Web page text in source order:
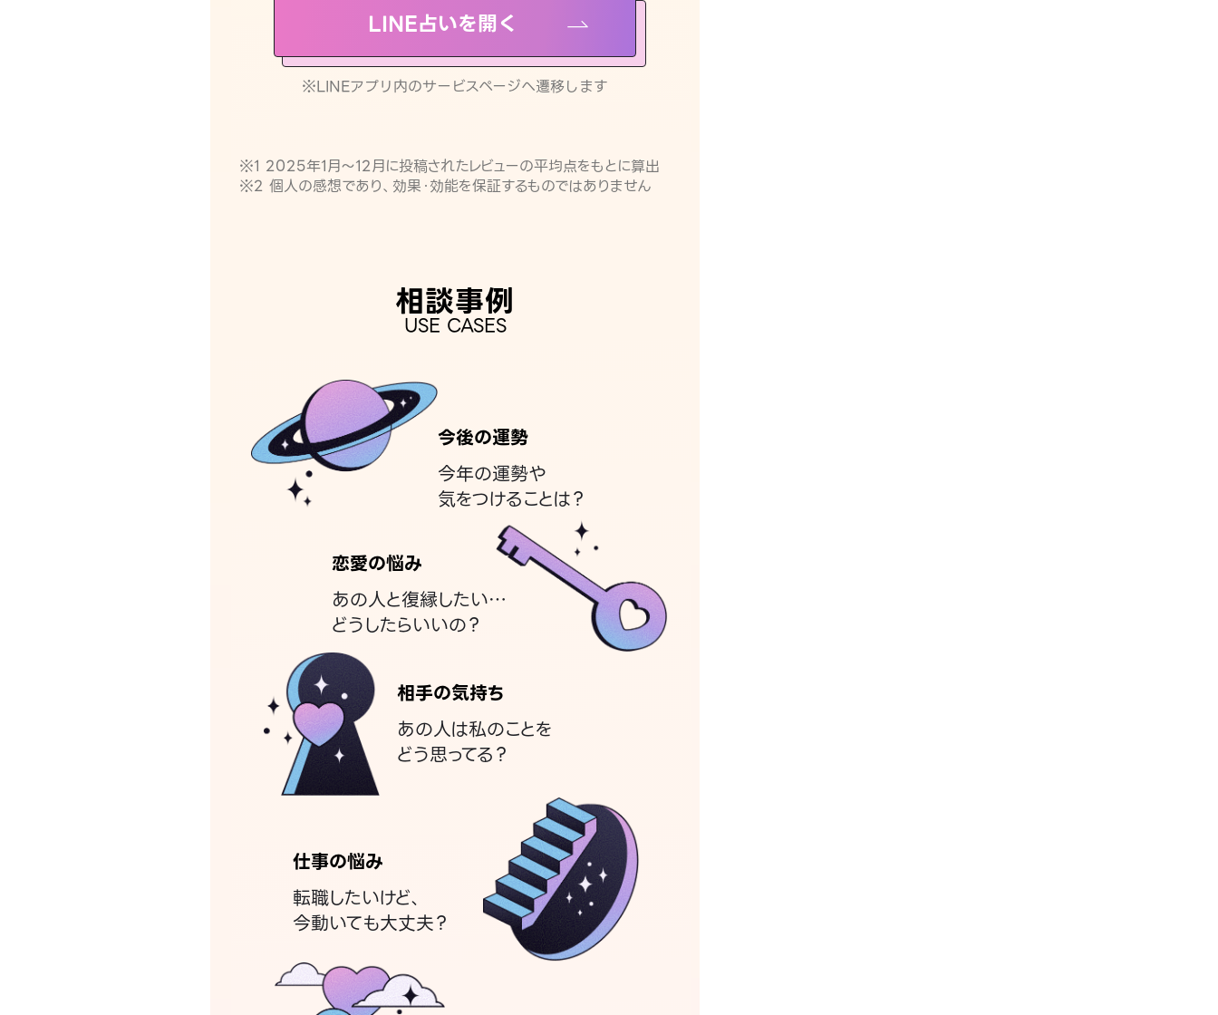
LINE占いを開く
※LINEアプリ内のサービスページへ遷移します
※1 2025年1月〜12月に投稿されたレビューの平均点をもとに算出
※2 個人の感想であり、効果・効能を保証するものではありません
相談事例
USE CASES
今後の運勢
今年の運勢や
気をつけることは？
恋愛の悩み
あの人と復縁したい…
どうしたらいいの？
相手の気持ち
あの人は私のことを
どう思ってる？
仕事の悩み
転職したいけど、
今動いても大丈夫？